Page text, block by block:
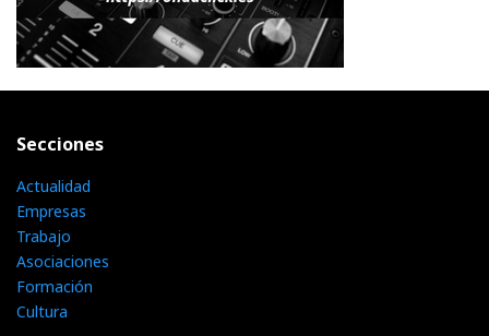
Secciones
Actualidad
Empresas
Trabajo
Asociaciones
Formación
Cultura